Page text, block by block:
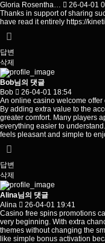
Gloria Rosentha…
26-04-01
Thanks in support of sharing
have read it entirely https://
답변
삭제
Bob님의 댓글
Bob
26-04-01 18:54
An online casino welcome
By adding extra value to the
greater comfort. Many players
everything easier to
feels pleasant and simple to
답변
삭제
Alina님의 댓글
Alina
26-04-01 19:41
Casino free spins promotions
very beginning. With extra
themes without changing the
like simple bonus activation